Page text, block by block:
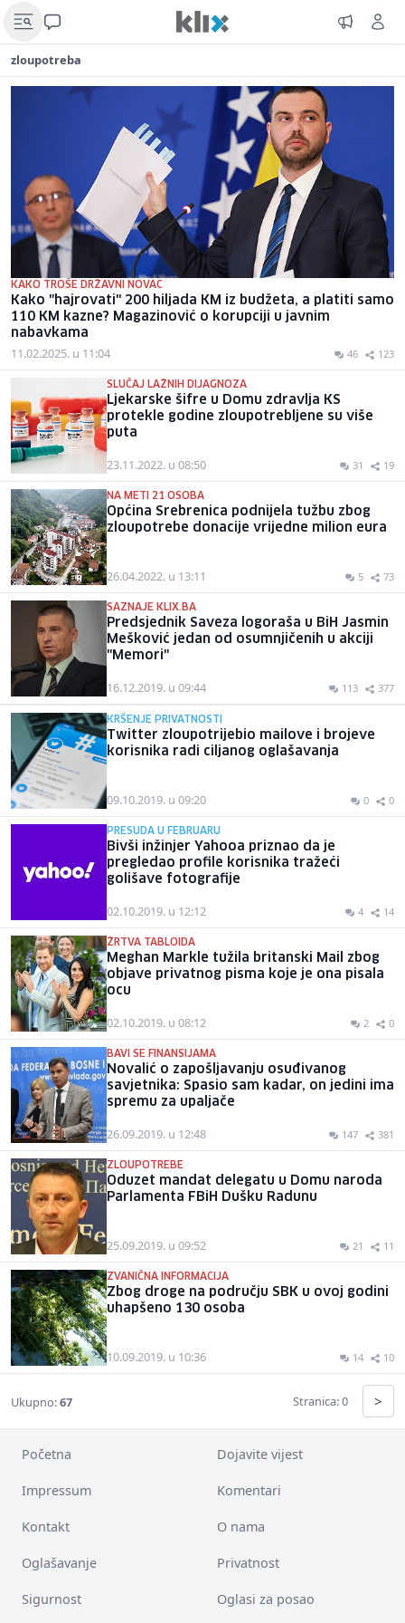
zloupotreba
KAKO TROŠE DRŽAVNI NOVAC
Kako "hajrovati" 200 hiljada KM iz budžeta, a platiti samo
110 KM kazne? Magazinović o korupciji u javnim
nabavkama
11.02.2025. u 11:04 46 123
SLUČAJ LAŽNIH DIJAGNOZA
Ljekarske šifre u Domu zdravlja KS
protekle godine zloupotrebljene su više
puta
23.11.2022. u 08:50 31 19
NA METI 21 OSOBA
Općina Srebrenica podnijela tužbu zbog
zloupotrebe donacije vrijedne milion eura
26.04.2022. u 13:11 5 73
SAZNAJE KLIX.BA
Predsjednik Saveza logoraša u BiH Jasmin
Mešković jedan od osumnjičenih u akciji
"Memori"
16.12.2019. u 09:44 113 377
KRŠENJE PRIVATNOSTI
Twitter zloupotrijebio mailove i brojeve
korisnika radi ciljanog oglašavanja
09.10.2019. u 09:20 0 0
PRESUDA U FEBRUARU
Bivši inžinjer Yahooa priznao da je
pregledao profile korisnika tražeći
golišave fotografije
02.10.2019. u 12:12 4 14
ŽRTVA TABLOIDA
Meghan Markle tužila britanski Mail zbog
objave privatnog pisma koje je ona pisala
ocu
02.10.2019. u 08:12 2 0
BAVI SE FINANSIJAMA
Novalić o zapošljavanju osuđivanog
savjetnika: Spasio sam kadar, on jedini ima
spremu za upaljače
26.09.2019. u 12:48 147 381
ZLOUPOTREBE
Oduzet mandat delegatu u Domu naroda
Parlamenta FBiH Dušku Radunu
25.09.2019. u 09:52 21 11
ZVANIČNA INFORMACIJA
Zbog droge na području SBK u ovoj godini
uhapšeno 130 osoba
10.09.2019. u 10:36 14 10
Ukupno:67 Stranica: 0 >
Početna Dojavite vijest
Impressum Komentari
Kontakt O nama
Oglašavanje Privatnost
Sigurnost Oglasi za posao